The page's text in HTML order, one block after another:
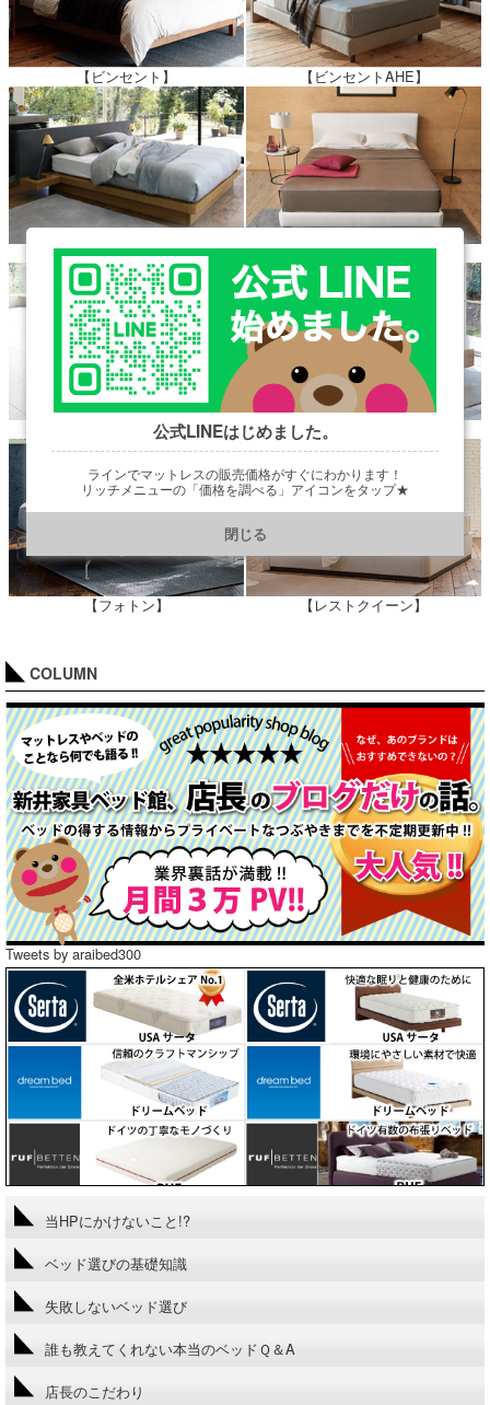
【ビンセント】 【ビンセントAHE】
【イディオム】 【ライモンド】
【セラーズ】 【アジュール】
【フォトン】 【レストクイーン】
COLUMN
Tweets by araibed300
当HPにかけないこと!?
ベッド選びの基礎知識
失敗しないベッド選び
誰も教えてくれない本当のベッドＱ＆A
店長のこだわり
公式LINEはじめました。
ラインでマットレスの販売価格がすぐにわかります！
リッチメニューの「価格を調べる」アイコンをタップ★
https://line.me/R/ti/p/@901ptzjz
閉じる